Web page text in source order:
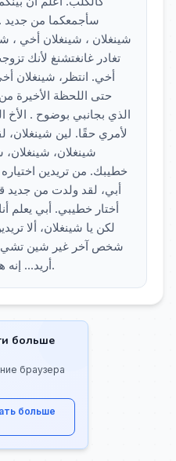
سأجمعكما من جديد
شينغلان ، شينغلان أخي ،
تغادر غانغتشنغ لأنك
أخي. انتظر، شينغلان
حتى اللحظة الأخيرة
الذي بجانبي بوضوح . الأخ
لأمري حقًا. لين شينغلان،
شينغلان، شينغلان،
خطيبك. من تريدين
أبي، لقد ولدت من
أختار خطيبي. أبي يعلم
لكن يا شينغلان، ألا
شخص آخر غير شين تشي
أريد... إنه هو، لو تشين يوان ، وشينغلان.
больше
браузера
больше